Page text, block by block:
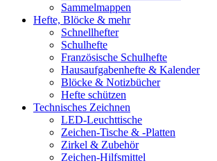
Sammelmappen
Hefte, Blöcke & mehr
Schnellhefter
Schulhefte
Französische Schulhefte
Hausaufgabenhefte & Kalender
Blöcke & Notizbücher
Hefte schützen
Technisches Zeichnen
LED-Leuchttische
Zeichen-Tische & -Platten
Zirkel & Zubehör
Zeichen-Hilfsmittel